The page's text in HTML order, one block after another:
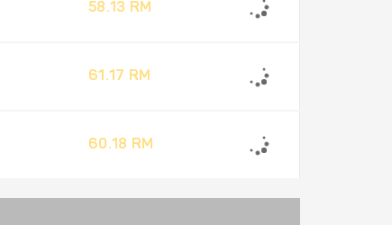
58.13 RM
61.17 RM
60.18 RM